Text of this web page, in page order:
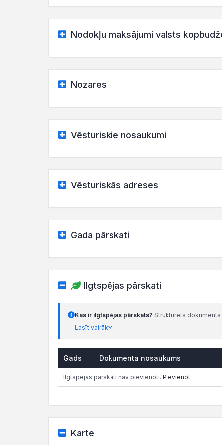
Nodokļu maksājumi valsts
Nozares
Vēsturiskie nosaukumi
Vēsturiskās adreses
Gada pārskati
Ilgtspējas pārskati
Kas ir ilgtspējas pārskats? Strukturēts
Lasīt vairāk
Gads Dokumenta nosaukums
Ilgtspējas pārskati nav pievienoti. Pievienot
Karte